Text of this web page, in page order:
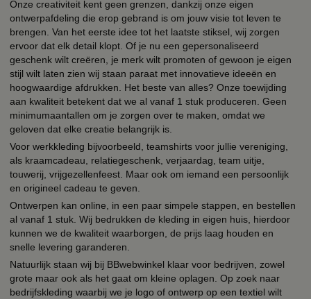
Onze creativiteit kent geen grenzen, dankzij onze eigen
ontwerpafdeling die erop gebrand is om jouw visie tot leven te
brengen. Van het eerste idee tot het laatste stiksel, wij zorgen
ervoor dat elk detail klopt. Of je nu een gepersonaliseerd
geschenk wilt creëren, je merk wilt promoten of gewoon je eigen
stijl wilt laten zien wij staan paraat met innovatieve ideeën en
hoogwaardige afdrukken. Het beste van alles? Onze toewijding
aan kwaliteit betekent dat we al vanaf 1 stuk produceren. Geen
minimumaantallen om je zorgen over te maken, omdat we
geloven dat elke creatie belangrijk is.
Voor werkkleding bijvoorbeeld, teamshirts voor jullie vereniging,
als kraamcadeau, relatiegeschenk, verjaardag, team uitje,
touwerij, vrijgezellenfeest. Maar ook om iemand een persoonlijk
en origineel cadeau te geven.
Ontwerpen kan online, in een paar simpele stappen, en bestellen
al vanaf 1 stuk. Wij bedrukken de kleding in eigen huis, hierdoor
kunnen we de kwaliteit waarborgen, de prijs laag houden en
snelle levering garanderen.
Natuurlijk staan wij bij BBwebwinkel klaar voor bedrijven, zowel
grote maar ook als het gaat om kleine oplagen. Op zoek naar
bedrijfskleding waarbij we je logo of ontwerp op een textiel wilt